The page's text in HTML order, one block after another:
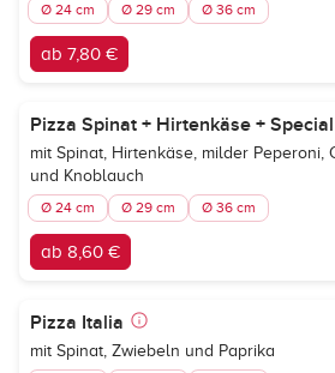
Ø 24 cm Ø 29 cm Ø 36 cm
ab 7,80 €
Pizza Spinat + Hirtenkäse + Special
mit Spinat, Hirtenkäse, milder Peperoni,
und Knoblauch
Ø 24 cm Ø 29 cm Ø 36 cm
ab 8,60 €
Pizza Italia
mit Spinat, Zwiebeln und Paprika